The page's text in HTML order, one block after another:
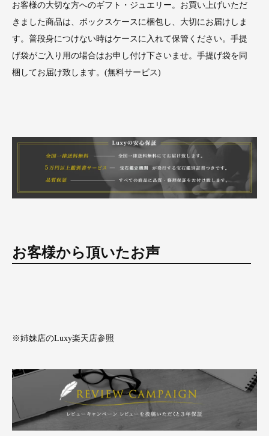
お客様の大切な方へのギフト・ジュエリー。お買い上げいただ
きました商品は、ボックスケースに梱包し、大切にお届けしま
す。普段身につけない時はケースに入れて保管ください。手提
げ袋がご入り用の場合はお申し付け下さいませ。手提げ袋を同
梱してお届け致します。(無料サービス)
お客様から頂いたお声
※姉妹店のLuxy楽天店参照